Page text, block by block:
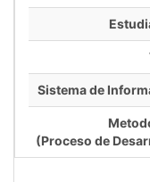
Sistema de
(Proceso de